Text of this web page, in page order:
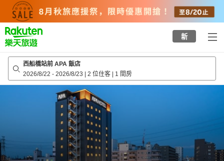
top
page
新
西船橋站前 APA 飯店
2026/8/22 - 2026/8/23 | 2 位住客 | 1 間房